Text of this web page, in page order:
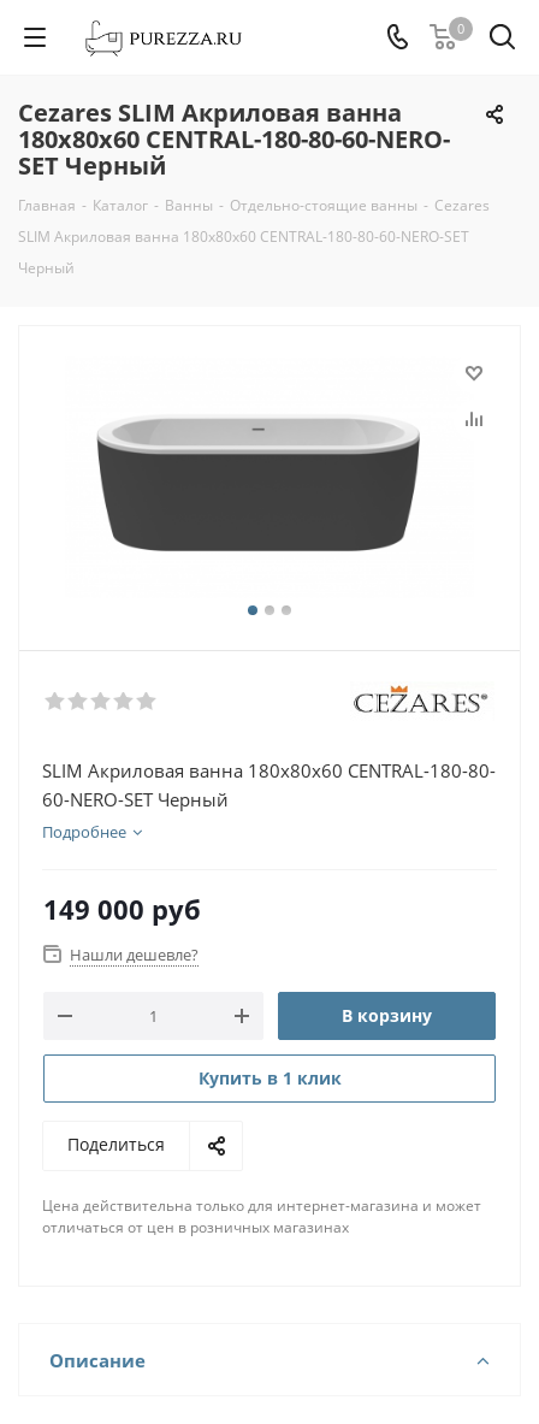
0
Cezares SLIM Акриловая ванна
180х80х60 CENTRAL-180-80-60-NERO-
SET Черный
Главная - Каталог - Ванны - Отдельно-стоящие ванны - Cezares
SLIM Акриловая ванна 180х80х60 CENTRAL-180-80-60-NERO-SET
Черный
SLIM Акриловая ванна 180х80х60 CENTRAL-180-80-
60-NERO-SET Черный
Подробнее
149 000 руб
Нашли дешевле?
В корзину
Купить в 1 клик
Поделиться
Цена действительна только для интернет-магазина и может
отличаться от цен в розничных магазинах
Описание